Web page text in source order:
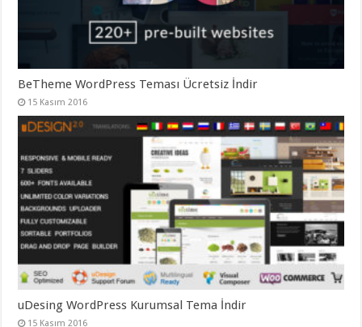
BeTheme WordPress Teması Ücretsiz İndir
15 Kasım 2016
uDesing WordPress Kurumsal Tema İndir
15 Kasım 2016